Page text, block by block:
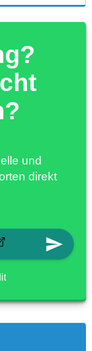
und
direkt